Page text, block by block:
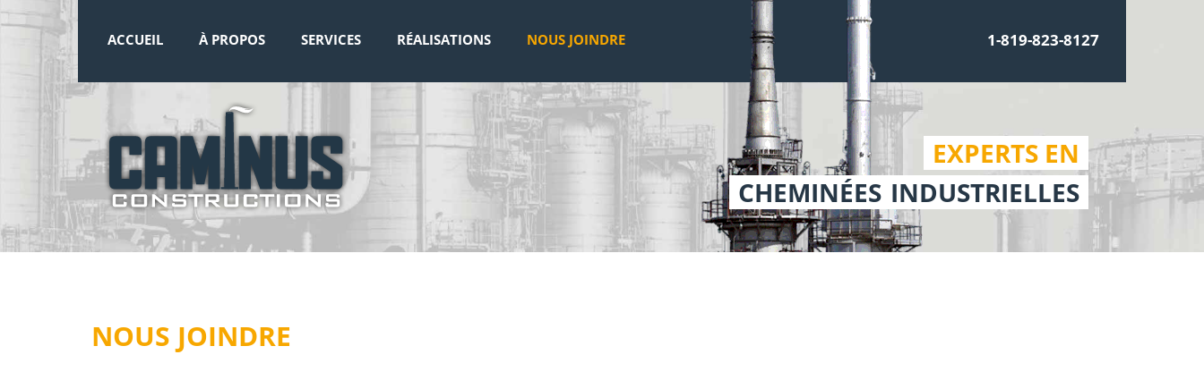
ACCUEIL À PROPOS SERVICES RÉALISATIONS NOUS JOINDRE 1-819-823-8127
EXPERTS EN
CHEMINÉES INDUSTRIELLES
NOUS JOINDRE